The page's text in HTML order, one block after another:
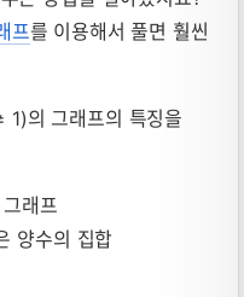
프를 이용해서 풀면 훨씬
의 그래프의 특징을
래프
양수의 집합